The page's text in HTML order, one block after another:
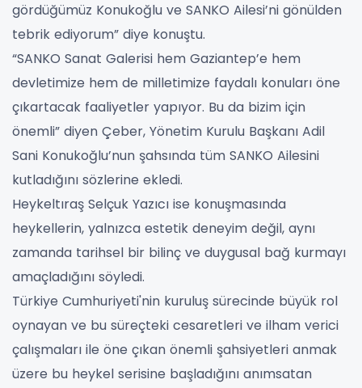
gördüğümüz Konukoğlu ve SANKO Ailesi’ni gönülden
tebrik ediyorum” diye konuştu.
“SANKO Sanat Galerisi hem Gaziantep’e hem
devletimize hem de milletimize faydalı konuları öne
çıkartacak faaliyetler yapıyor. Bu da bizim için
önemli” diyen Çeber, Yönetim Kurulu Başkanı Adil
Sani Konukoğlu’nun şahsında tüm SANKO Ailesini
kutladığını sözlerine ekledi.
Heykeltıraş Selçuk Yazıcı ise konuşmasında
heykellerin, yalnızca estetik deneyim değil, aynı
zamanda tarihsel bir bilinç ve duygusal bağ kurmayı
amaçladığını söyledi.
Türkiye Cumhuriyeti'nin kuruluş sürecinde büyük rol
oynayan ve bu süreçteki cesaretleri ve ilham verici
çalışmaları ile öne çıkan önemli şahsiyetleri anmak
üzere bu heykel serisine başladığını anımsatan